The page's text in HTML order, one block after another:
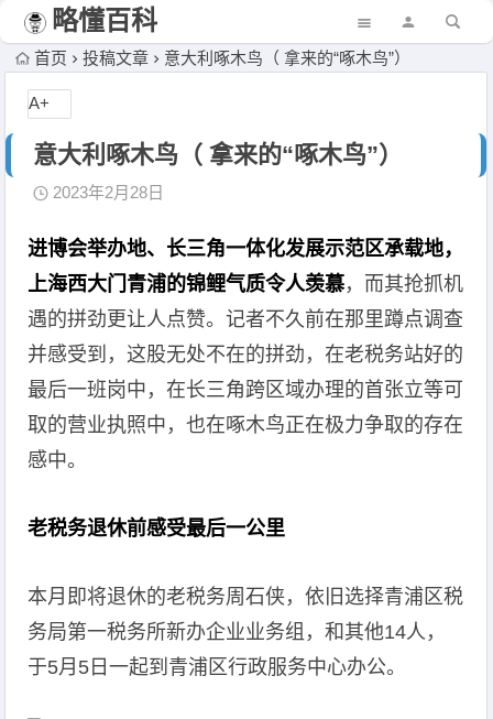
略懂百科
首页 投稿文章 意大利啄木鸟（ 拿来的“啄木鸟”）
意大利啄木鸟（ 拿来的“啄木鸟”）
2023年2月28日
进博会举办地、长三角一体化发展示范区承载地，
上海西大门青浦的锦鲤气质令人羡慕，而其抢抓机
遇的拼劲更让人点赞。记者不久前在那里蹲点调查
并感受到，这股无处不在的拼劲，在老税务站好的
最后一班岗中，在长三角跨区域办理的首张立等可
取的营业执照中，也在啄木鸟正在极力争取的存在
感中。
老税务退休前感受最后一公里
本月即将退休的老税务周石侠，依旧选择青浦区税
务局第一税务所新办企业业务组，和其他14人，
于5月5日一起到青浦区行政服务中心办公。
A+